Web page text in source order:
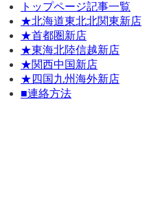
トップページ記事一覧
★北海道東北北関東新店
★首都圏新店
★東海北陸信越新店
★関西中国新店
★四国九州海外新店
■連絡方法